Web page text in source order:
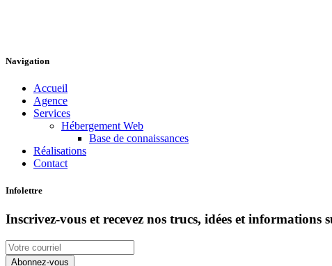
Navigation
Accueil
Agence
Services
Hébergement Web
Base de connaissances
Réalisations
Contact
Infolettre
Inscrivez-vous et recevez nos trucs, idées et